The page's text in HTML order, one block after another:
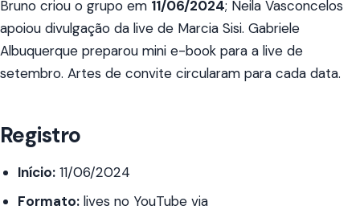
Bruno criou o grupo em 11/06/2024; Neila Vasconcelos
apoiou divulgação da live de Marcia Sisi. Gabriele
Albuquerque preparou mini e-book para a live de
setembro. Artes de convite circularam para cada data.
Registro
Início:11/06/2024
Formato:lives no YouTube via